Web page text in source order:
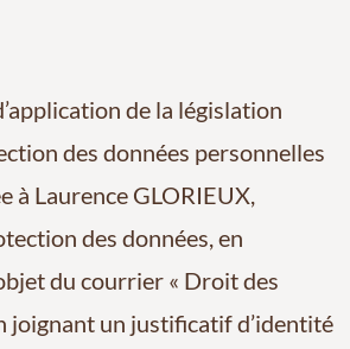
de la législation
des données personnelles
à Laurence GLORIEUX,
des données, en
du courrier « Droit des
joignant un justificatif d’identité